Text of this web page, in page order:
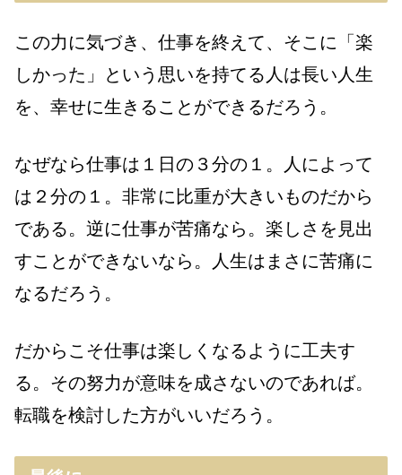
この力に気づき、仕事を終えて、そこに「楽
しかった」という思いを持てる人は長い人生
を、幸せに生きることができるだろう。
なぜなら仕事は１日の３分の１。人によって
は２分の１。非常に比重が大きいものだから
である。逆に仕事が苦痛なら。楽しさを見出
すことができないなら。人生はまさに苦痛に
なるだろう。
だからこそ仕事は楽しくなるように工夫す
る。その努力が意味を成さないのであれば。
転職を検討した方がいいだろう。